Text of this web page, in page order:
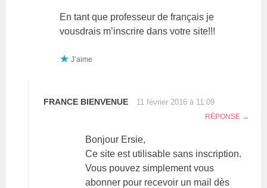
En tant que professeur de français je
vousdrais m’inscrire dans votre site!!!
J’aime
FRANCE BIENVENUE 11 février 2016 à 11:09
RÉPONSE
Bonjour Ersie,
Ce site est utilisable sans inscription.
Vous pouvez simplement vous
abonner pour recevoir un mail dès